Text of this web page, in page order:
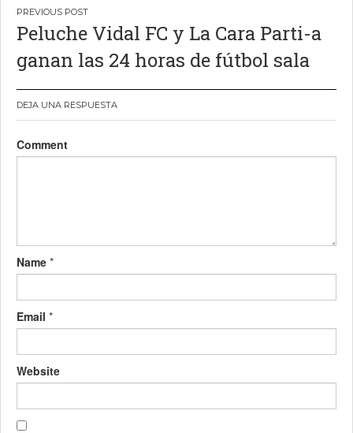
Navegación
de
entradas
Peluche Vidal FC y La Cara Parti-a
ganan las 24 horas de fútbol sala
DEJA UNA RESPUESTA
Comment
Name *
Email *
Website